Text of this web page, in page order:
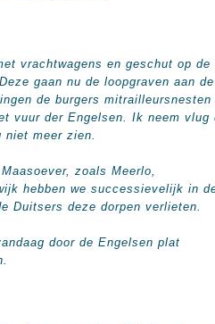
vrachtwagens en geschut op de
gaan nu de loopgraven aan de
de burgers mitrailleursnesten
vuur der Engelsen. Ik neem vlug
niet meer zien.
zoals Meerlo,
hebben we successievelijk in
Duitsers deze dorpen verlieten.
door de Engelsen plat